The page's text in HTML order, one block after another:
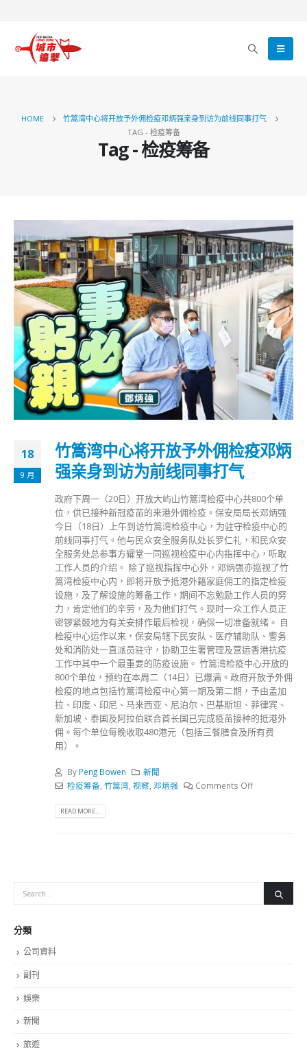
HOME
竹篙湾中心将开放予外佣检疫邓炳强亲身到访为前线同事打气
TAG - 检疫筹备
Tag - 检疫筹备
18
9 月
竹篙湾中心将开放予外佣检疫邓炳
强亲身到访为前线同事打气
政府下周一（20日）开放大屿山竹篙湾检疫中心共800个单
位，供已接种新冠疫苗的来港外佣检疫。保安局局长邓炳强
今日（18日）上午到访竹篙湾检疫中心，为驻守检疫中心的
前线同事打气。他与民众安全服务队处长罗仁礼，和民众安
全服务处总参事方耀堂一同巡视检疫中心内指挥中心，听取
工作人员的介绍。 除了巡视指挥中心外，邓炳强亦巡视了竹
篙湾检疫中心内，即将开放予抵港外籍家庭佣工的指定检疫
设施，及了解设施的筹备工作，期间不忘勉励工作人员的努
力，肯定他们的辛劳，及为他们打气。现时一众工作人员正
密锣紧鼓地为有关安排作最后检视，确保一切准备就绪。 自
检疫中心运作以来，保安局辖下民安队、医疗辅助队、警务
处和消防处一直派员驻守，协助卫生署管理及营运香港抗疫
工作中其中一个最重要的防疫设施。 竹篙湾检疫中心开放的
800个单位，预约在本周二（14日）已爆满。政府开放予外佣
检疫的地点包括竹篙湾检疫中心第一期及第二期，予由孟加
拉、印度、印尼、马来西亚、尼泊尔、巴基斯坦、菲律宾、
新加坡、泰国及阿拉伯联合酋长国已完成疫苗接种的抵港外
佣。每个单位每晚收取480港元（包括三餐膳食及所有费
用）。
By Peng Bowen
新聞
检疫筹备, 竹篙湾, 视察, 邓炳强 Comments Off
READ MORE...
分類
公司資料
副刊
娛樂
新聞
旅遊